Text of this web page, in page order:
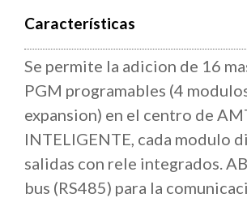
Características
Se permite la adicion de 16
PGM programables (4
expansion) en el centro de
INTELIGENTE, cada modulo
salidas con rele integrados.
bus (RS485) para la